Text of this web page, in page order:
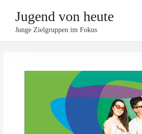
Jugend von heute
Junge Zielgruppen im Fokus